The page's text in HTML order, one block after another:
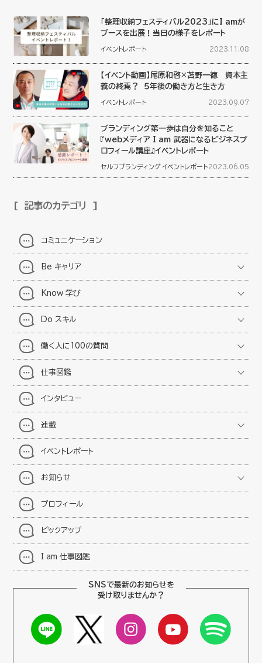
「整理収納フェスティバル2023」にI amが
ブースを出展！当日の様子をレポート
イベントレポート 2023.11.08
【イベント動画】尾原和啓×苫野一徳 資本主
義の終焉？ ５年後の働き方と生き方
イベントレポート 2023.09.07
ブランディング第一歩は自分を知ること
『webメディア I am 武器になるビジネスプ
ロフィール講座』イベントレポート
セルフブランディング イベントレポート 2023.06.05
記事のカテゴリ
コミュニケーション
Be キャリア
Know 学び
Do スキル
働く人に100の質問
仕事図鑑
インタビュー
連載
イベントレポート
お知らせ
プロフィール
ピックアップ
I am 仕事図鑑
SNSで最新のお知らせを
受け取りませんか？